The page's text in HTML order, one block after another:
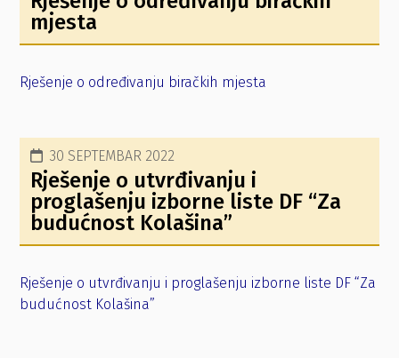
mjesta
Rješenje o određivanju biračkih mjesta
30 SEPTEMBAR 2022
Rješenje o utvrđivanju i
proglašenju izborne liste DF “Za
budućnost Kolašina”
Rješenje o utvrđivanju i proglašenju izborne liste DF “Za
budućnost Kolašina”